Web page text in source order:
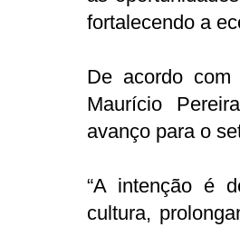
fortalecendo a
De acordo com
Maurício
avanço para o
“A intenção é
cultura,